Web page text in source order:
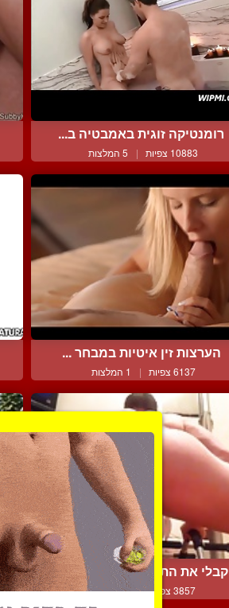
רומנטיקה זוגית באמבטיה ב...
10883 צפיות | 5 המלצות
הערצות זין איטיות במבחר ...
6137 צפיות | 1 המלצות
קבלי את התחת היפה והסקסי...
3857 צפיות | 1 המלצות